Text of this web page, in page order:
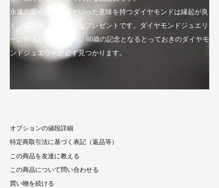
永遠の愛や絆、不屈といった意味を持つダイヤモンドは縁起が良
く、還暦祝いにも最適なプレゼントです。ダイヤモンドジュエリ
ーに特化したLuxyなら、60歳の記念となるとっておきのダイヤモ
ンドジュエリーが必ず見つかります。
オプションの値段詳細
特定商取引法に基づく表記（返品等）
この商品を友達に教える
この商品について問い合わせる
買い物を続ける